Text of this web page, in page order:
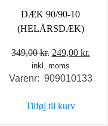
DÆK 90/90-10
(HELÅRSDÆK)
349,00kr. Den
oprindelige
pris
349,00 kr..
249,00 kr.
pris
inkl. moms
Varenr: 909010133
Tilføj til kurv